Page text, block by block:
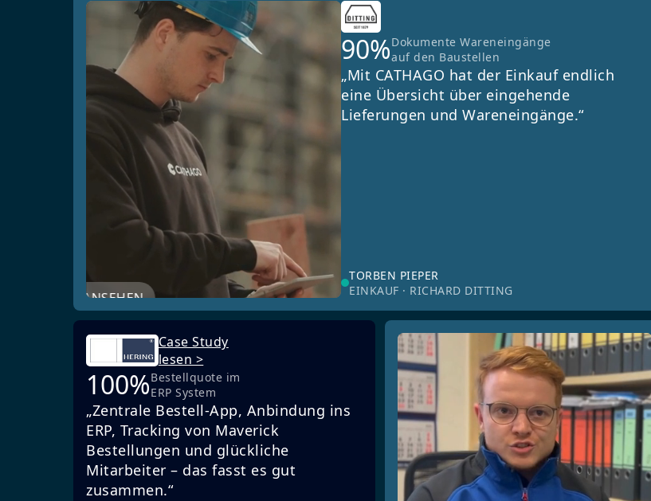
JETZT ANSEHEN
90%Dokumente Wareneingänge
auf den Baustellen
„Mit CATHAGO hat der Einkauf endlich
eine Übersicht über eingehende
Lieferungen und Wareneingänge.“
TORBEN PIEPER
EINKAUF · RICHARD DITTING
Case Study
lesen >
100%Bestellquote im
ERP System
„Zentrale Bestell-App, Anbindung ins
ERP, Tracking von Maverick
Bestellungen und glückliche
Mitarbeiter – das fasst es gut
zusammen.“